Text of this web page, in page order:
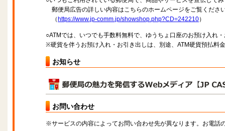
郵便局広告の詳しい内容はこちらのホームページをご覧くださ
（ https://www.jp-comm.jp/showshop.php?CD=242210）
○ATMでは、いつでも手数料無料で、ゆうちょ口座のお預け入れ
※硬貨を伴うお預け入れ・お引き出しは、別途、ATM硬貨預払料
お知らせ
お問い合わせ
※サービスの内容によってお問い合わせ先が異なります。お電話